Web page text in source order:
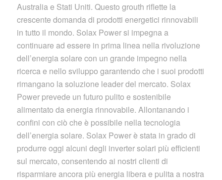
Australia e Stati Uniti. Questo grouth riflette la
crescente domanda di prodotti energetici rinnovabili
in tutto il mondo. Solax Power si impegna a
continuare ad essere in prima linea nella rivoluzione
dell’energia solare con un grande impegno nella
ricerca e nello sviluppo garantendo che i suoi prodotti
rimangano la soluzione leader del mercato. Solax
Power prevede un futuro pulito e sostenibile
alimentato da energia rinnovabile. Allontanando i
confini con ciò che è possibile nella tecnologia
dell’energia solare. Solax Power è stata in grado di
produrre oggi alcuni degli inverter solari più efficienti
sul mercato, consentendo ai nostri clienti di
risparmiare ancora più energia libera e pulita a nostra